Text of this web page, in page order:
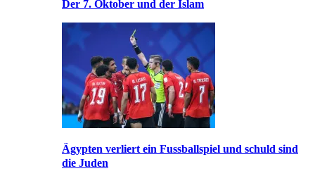
Der 7. Oktober und der Islam
Ägypten verliert ein Fussballspiel und schuld sind
die Juden